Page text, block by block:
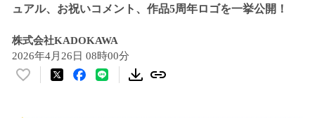
ュアル、お祝いコメント、作品5周年ロゴを一挙公開！
株式会社KADOKAWA
2026年4月26日 08時00分
い